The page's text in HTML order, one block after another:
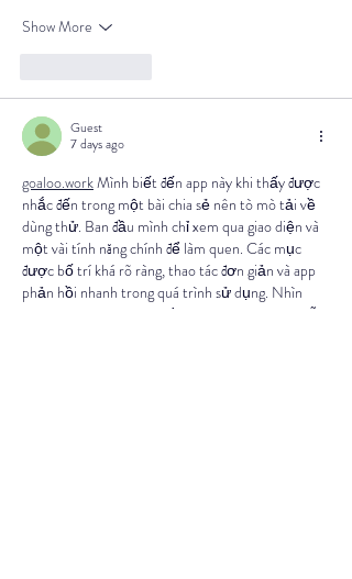
Show More
Guest
7 days ago
goaloo.work Mình biết đến app này khi thấy được
nhắc đến trong một bài chia sẻ nên tò mò tải về
dùng thử. Ban đầu mình chỉ xem qua giao diện và
một vài tính năng chính để làm quen. Các mục
được bố trí khá rõ ràng, thao tác đơn giản và app
phản hồi nhanh trong quá trình sử dụng. Nhìn
chung, trải nghiệm ban đầu khá thuận tiện và dễ